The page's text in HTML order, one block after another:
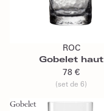
Ajouter au panier
ROC
Gobelet haut
78 €
(set de 6)
Gobelet